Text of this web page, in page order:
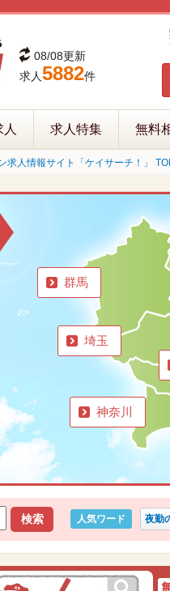
08/08更新
求人5882件
人 求人特集 無料
求人情報サイト「ケイサーチ！」
神奈川
埼玉
群馬
人気ワード 夜勤